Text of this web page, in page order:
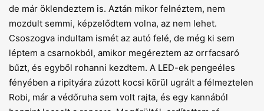
de már öklendeztem is. Aztán mikor felnéztem, nem
mozdult semmi, képzelődtem volna, az nem lehet.
Csoszogva indultam ismét az autó felé, de még ki sem
léptem a csarnokból, amikor megéreztem az orrfacsaró
bűzt, és egyből rohanni kezdtem. A LED-ek pengeéles
fényében a ripityára zúzott kocsi körül ugrált a félmeztelen
Robi, már a védőruha sem volt rajta, és egy kannából